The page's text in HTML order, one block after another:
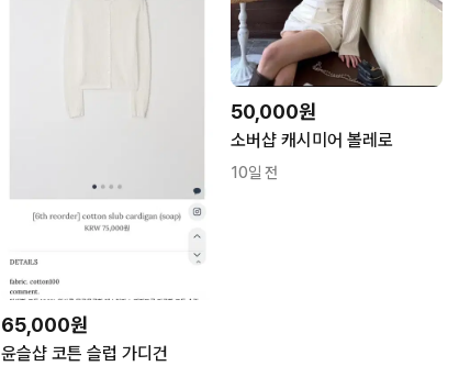
65,000원
윤슬샵 코튼 슬럽 가디건
50,000원
소버샵 캐시미어 볼레로
10일 전